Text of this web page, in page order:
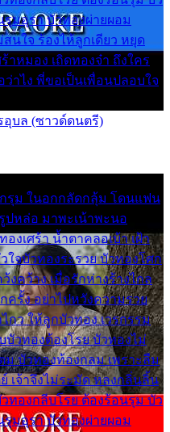
มอุรา บัวทองผ่ายผอม
นใจ ร้องไห้ลูกเดียว หยุด
าหมอง เถิดทองจ๋า ถึงใคร
ว่าไง พี่ขอเป็นเพื่อนปลอบใจ
อุบล (ซาวด์ดนตรี)
กรุม ในอกกลัดกลุ้ม โดนแฟน
ปหล่อ มาพะเน้าพะนอ
องเศร้า น้ำตาคลอเบ้า เฝ้า
จบัวทองระรวย บัวทองโศก
งคว้าง เมื่อรักห่างร้างไกล
รั้ง อย่าไปหวังความรวย
กว ให้ลูกบัวทอง เวรกรรม
บัวทองต้องโรย บัวทองไม่
บัวทองท้องกลม เพราะลืม
เจ้าจึงไม่ระมัด หลงกลิ่นลิ้น
ทองกลีบโรย ต้องร้อนรุม บัว
มอุรา บัวทองผ่ายผอม